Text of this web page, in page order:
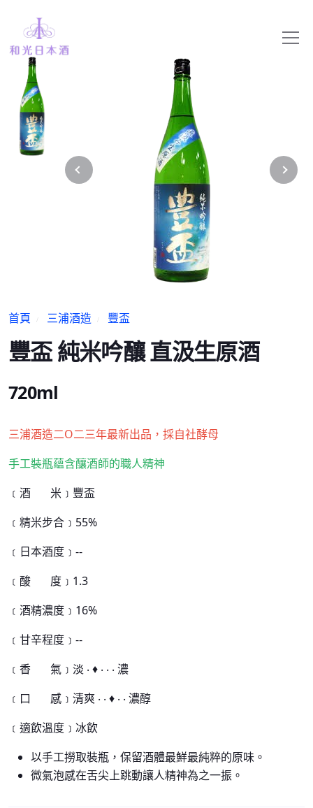
首頁 三浦酒造 豐盃
豐盃 純米吟釀 直汲生原酒
720ml
三浦酒造二O二三年最新出品，採自社酵母
手工裝瓶蘊含釀酒師的職人精神
﹝酒 米﹞豐盃
﹝精米步合﹞55%
﹝日本酒度﹞--
﹝酸 度﹞1.3
﹝酒精濃度﹞16%
﹝甘辛程度﹞--
﹝香 氣﹞淡 ‧ ♦ ‧ ‧ ‧ 濃
﹝口 感﹞清爽 ‧ ‧ ♦ ‧ ‧ 濃醇
﹝適飲溫度﹞ 冰飲
以手工撈取裝瓶，保留酒體最鮮最純粹的原味。
微氣泡感在舌尖上跳動讓人精神為之一振。